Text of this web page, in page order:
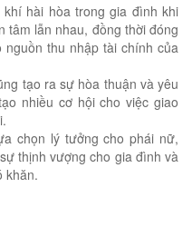
hài hòa trong gia đình khi
tâm lẫn nhau, đồng thời đóng
thu nhập tài chính của
tạo ra sự hòa thuận và yêu
nhiều cơ hội cho việc giao
chọn lý tưởng cho phái nữ,
thịnh vượng cho gia đình và
khăn.